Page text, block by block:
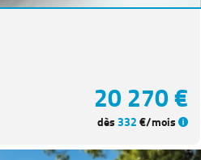
20 270 €
dès332€/mois